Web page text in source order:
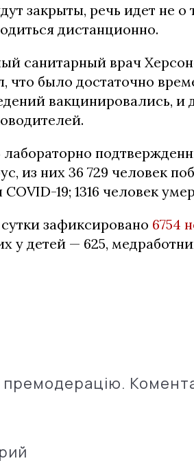
закрыты, речь идет не
дистанционно.
санитарный врач
что было достаточно
вакцинировались, и
лабораторно
из них 36 729 человек
19; 1316 человек
зафиксировано 6754
у детей — 625,